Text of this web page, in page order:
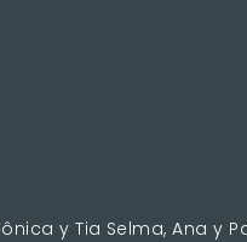
y Tia Selma, Ana